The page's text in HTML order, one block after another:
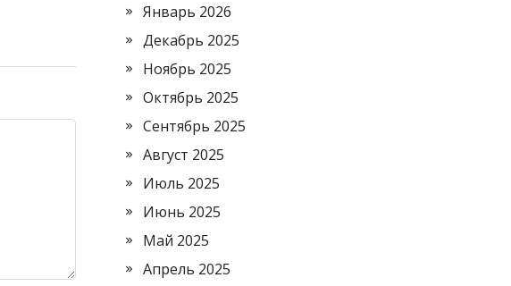
Январь 2026
Декабрь 2025
Ноябрь 2025
Октябрь 2025
Сентябрь 2025
Август 2025
Июль 2025
Июнь 2025
Май 2025
Апрель 2025